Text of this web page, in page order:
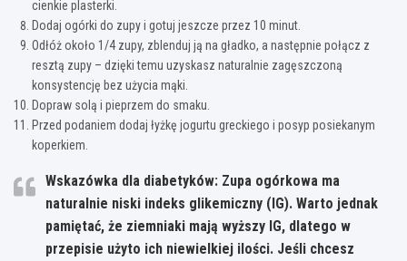
cienkie plasterki.
Dodaj ogórki do zupy i gotuj jeszcze przez 10 minut.
Odłóż około 1/4 zupy, zblenduj ją na gładko, a następnie połącz z
resztą zupy – dzięki temu uzyskasz naturalnie zagęszczoną
konsystencję bez użycia mąki.
Dopraw solą i pieprzem do smaku.
Przed podaniem dodaj łyżkę jogurtu greckiego i posyp posiekanym
koperkiem.
Wskazówka dla diabetyków: Zupa ogórkowa ma
naturalnie niski indeks glikemiczny (IG). Warto jednak
pamiętać, że ziemniaki mają wyższy IG, dlatego w
przepisie użyto ich niewielkiej ilości. Jeśli chcesz